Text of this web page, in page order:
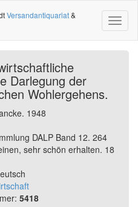
Versandantiquariat&
Darlegung der
Wohlergehens.
1948
DALP Band 12. 264
sehr schön erhalten. 18
5418